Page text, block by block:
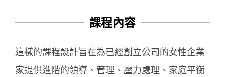
課程內容
這樣的課程設計旨在為已經創立公司的女性企業
家提供進階的領導、管理、壓力處理、家庭平衡